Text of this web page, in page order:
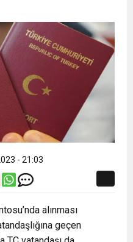
- 21:03
alınması
geçen